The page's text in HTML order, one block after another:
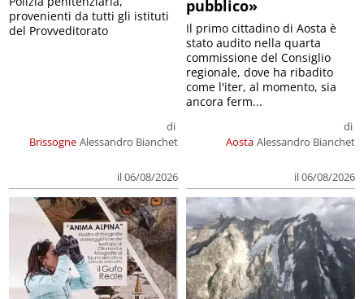
Brissogne
di
Alessandro Bianchet
il 06/08/2026
provenienti da tutti gli istituti
del Provveditorato
pubblico»
Aosta
di
Alessandro Bianchet
il 06/08/2026
Il primo cittadino di Aosta è
stato audito nella quarta
commissione del Consiglio
regionale, dove ha ribadito
come l'iter, al momento, sia
ancora ferm...